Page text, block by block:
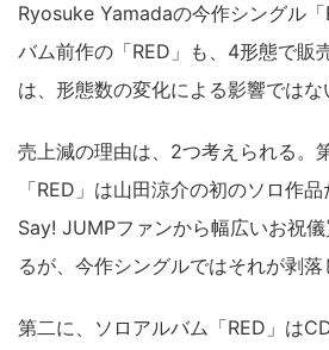
Ryosuke Yamadaの今作シングル
バム前作の「RED」も、4形態で販
は、形態数の変化による影響ではな
売上減の理由は、2つ考えられる。
「RED」は山田涼介の初のソロ作
Say! JUMPファンから幅広いお祝
るが、今作シングルではそれが剥落
第二に、ソロアルバム「RED」は